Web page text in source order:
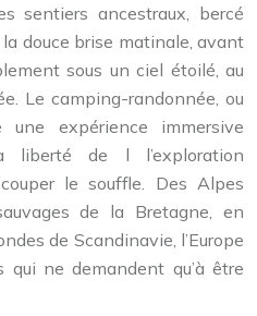
sentiers ancestraux, bercé
douce brise matinale, avant
sous un ciel étoilé, au
Le camping-randonnée, ou
expérience immersive
liberté de l l’exploration
le souffle. Des Alpes
de la Bretagne, en
de Scandinavie, l’Europe
qui ne demandent qu’à être